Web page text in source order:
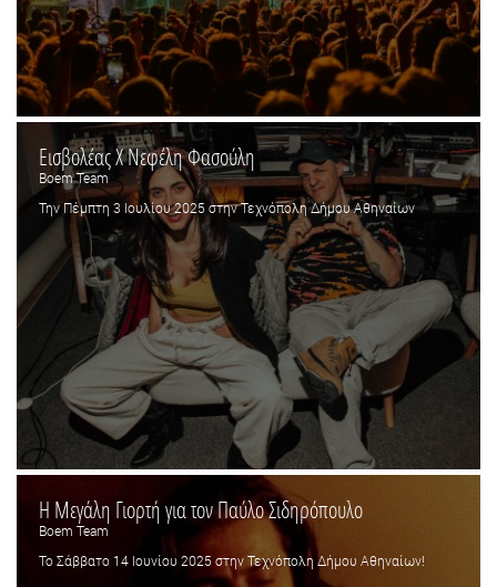
Εισβολέας X Νεφέλη Φασούλη
Boem Team
Την Πέμπτη 3 Ιουλίου 2025 στην Τεχνόπολη Δήμου Αθηναίων
Η Μεγάλη Γιορτή για τον Παύλο Σιδηρόπουλο
Boem Team
To Σάββατο 14 Ιουνίου 2025 στην Τεχνόπολη Δήμου Αθηναίων!